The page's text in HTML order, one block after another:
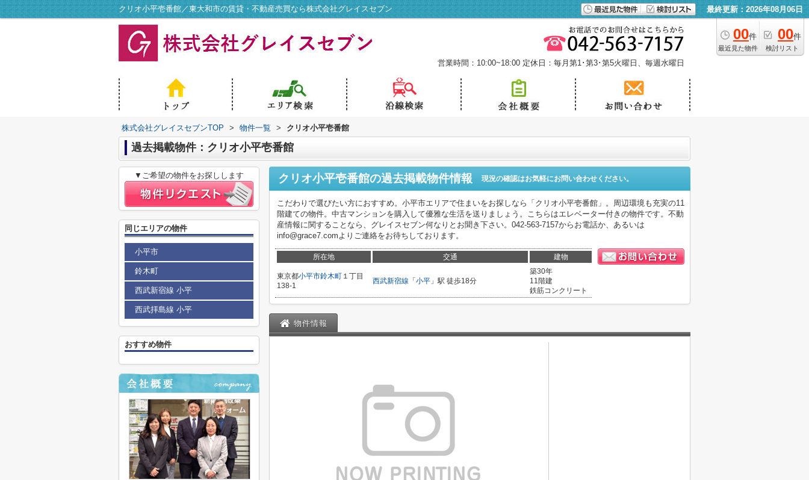
クリオ小平壱番館／東大和市の賃貸・不動産売買なら株式会社グレイスセブン 最終更新：2026年08月06日
00件
最近見た物件
00件
検討リスト
営業時間：10:00~18:00 定休日：毎月第1･第3･第5火曜日、毎週水曜日
株式会社グレイスセブンTOP > 物件一覧 > クリオ小平壱番館
過去掲載物件：クリオ小平壱番館
クリオ小平壱番館の過去掲載物件情報 現況の確認はお気軽にお問い合わせください。
こだわりで選びたい方におすすめ。小平市エリアで住まいをお探しなら「クリオ小平壱番館」。周辺環境も充実の11
階建ての物件。中古マンションを購入して優雅な生活を送りましょう。こちらはエレベーター付きの物件です。不動
産情報に関することなら、グレイスセブン何なりとお聞き下さい。042-563-7157からお電話か、あるいは
info@grace7.comよりご連絡をお待ちしております。
所在地 交通 建物
東京都小平市鈴木町 １丁目
138-1
西武新宿線 「 小平 」駅 徒歩18分
築30年
11階建
鉄筋コンクリート
物件情報
▼ご希望の物件をお探しします
同じエリアの物件
小平市
鈴木町
西武新宿線 小平
西武拝島線 小平
おすすめ物件